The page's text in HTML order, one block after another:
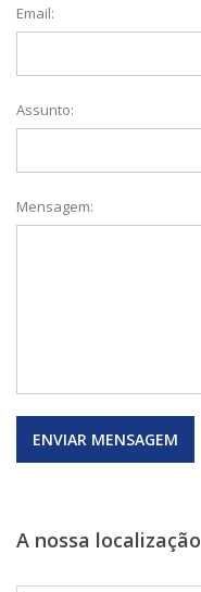
Email:
Assunto:
Mensagem:
A nossa localização